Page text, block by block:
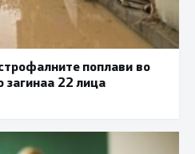
поплави во
загинаа 22 лица